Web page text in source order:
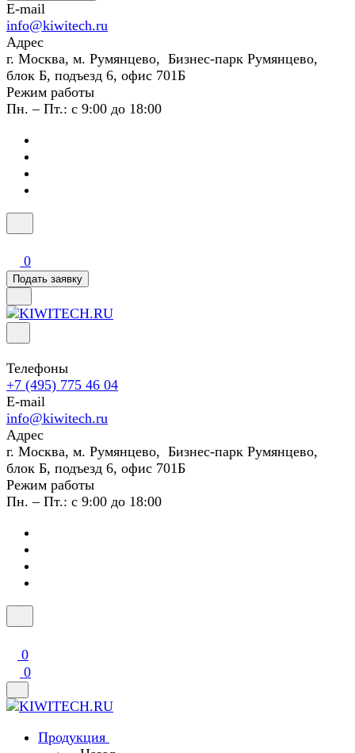
E-mail
info@kiwitech.ru
Адрес
г. Москва, м. Румянцево, Бизнес-парк Румянцево,
блок Б, подъезд 6, офис 701Б
Режим работы
Пн. – Пт.: с 9:00 до 18:00
0
Подать заявку
Телефоны
+7 (495) 775 46 04
E-mail
info@kiwitech.ru
Адрес
г. Москва, м. Румянцево, Бизнес-парк Румянцево,
блок Б, подъезд 6, офис 701Б
Режим работы
Пн. – Пт.: с 9:00 до 18:00
0
0
Продукция